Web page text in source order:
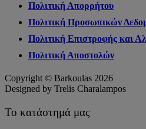
Πολιτική Απορρήτου
Πολιτική Προσωπικών
Πολιτική Επιστροφής και
Πολιτική Αποστολών
Copyright © Barkoulas 2026
Designed by Trelis Charalampos
Το κατάστημά μας